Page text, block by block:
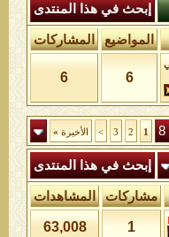
إبحث في هذا المنتدى
المواضيع المشاركات
6
6
1
2
3
> الأخيرة »
إبحث في هذا المنتدى
مشاركات المشاهدات
1
63,008